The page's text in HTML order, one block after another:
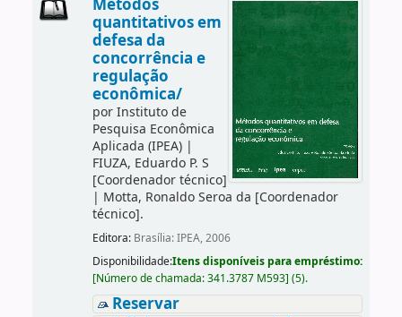
Métodos
quantitativos em
defesa da
concorrência e
regulação
econômica/
porInstituto de
Pesquisa Econômica
Aplicada (IPEA)|
FIUZA, Eduardo P. S
[Coordenador técnico]
| Motta, Ronaldo Seroa da [Coordenador
técnico].
Editora: Brasília: IPEA, 2006
Disponibilidade:Itens disponíveis para empréstimo:
[Número de chamada:341.3787 M593] (5).
Reservar